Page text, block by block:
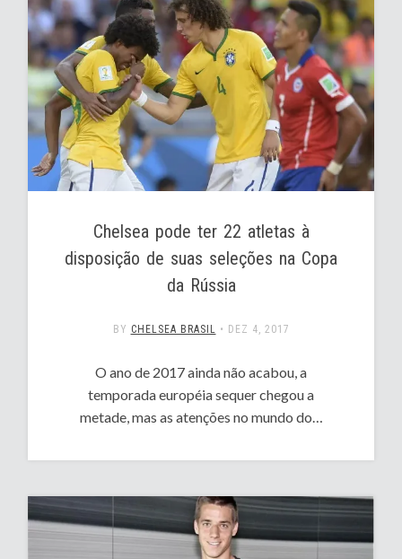
Chelsea pode ter 22 atletas à
disposição de suas seleções na Copa
da Rússia
BY CHELSEA BRASIL • DEZ 4, 2017
O ano de 2017 ainda não acabou, a
temporada européia sequer chegou a
metade, mas as atenções no mundo do…